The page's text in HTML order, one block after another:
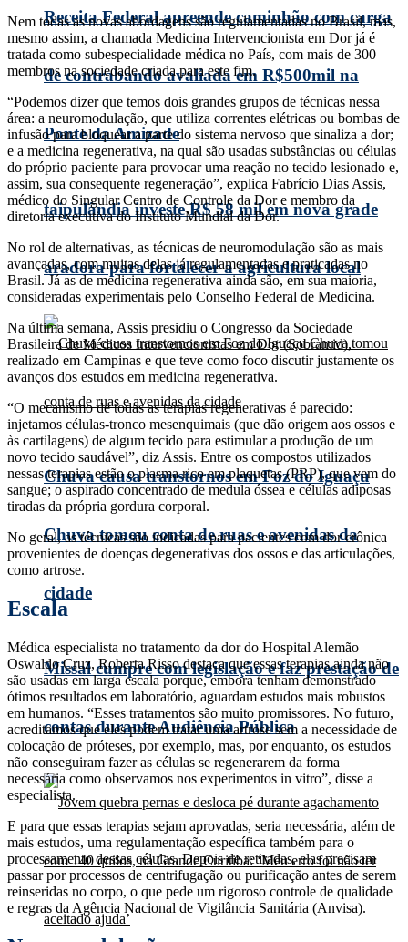
Receita Federal apreende caminhão com carga
de contrabando avaliada em R$500mil na
Ponte da Amizade
taipulândia investe R$ 58 mil em nova grade
aradora para fortalecer a agricultura local
Chuva causa transtornos em Foz do Iguaçu
Chuva tomou conta de ruas e avenidas da
cidade
Missal cumpre com legislação e faz prestação de
contas durante Audiência Pública
Nem todas as novas abordagens são regulamentadas no Brasil, mas,
mesmo assim, a chamada Medicina Intervencionista em Dor já é
tratada como subespecialidade médica no País, com mais de 300
membros na sociedade criada para este fim.
“Podemos dizer que temos dois grandes grupos de técnicas nessa
área: a neuromodulação, que utiliza correntes elétricas ou bombas de
infusão para bloquear a parte do sistema nervoso que sinaliza a dor;
e a medicina regenerativa, na qual são usadas substâncias ou células
do próprio paciente para provocar uma reação no tecido lesionado e,
assim, sua consequente regeneração”, explica Fabrício Dias Assis,
médico do Singular Centro de Controle da Dor e membro da
diretoria executiva do Instituto Mundial da Dor.
No rol de alternativas, as técnicas de neuromodulação são as mais
avançadas, com muitas delas já regulamentadas e praticadas no
Brasil. Já as de medicina regenerativa ainda são, em sua maioria,
consideradas experimentais pelo Conselho Federal de Medicina.
Na última semana, Assis presidiu o Congresso da Sociedade
Brasileira de Médicos Intervencionistas em Dor (Sobramid),
realizado em Campinas e que teve como foco discutir justamente os
avanços dos estudos em medicina regenerativa.
“O mecanismo de todas as terapias regenerativas é parecido:
injetamos células-tronco mesenquimais (que dão origem aos ossos e
às cartilagens) de algum tecido para estimular a produção de um
novo tecido saudável”, diz Assis. Entre os compostos utilizados
nessas terapias estão o plasma rico em plaquetas (PRP), que vem do
sangue; o aspirado concentrado de medula óssea e células adiposas
tiradas da própria gordura corporal.
No geral, as técnicas são indicadas para pacientes com dor crônica
provenientes de doenças degenerativas dos ossos e das articulações,
como artrose.
Escala
Médica especialista no tratamento da dor do Hospital Alemão
Oswaldo Cruz, Roberta Risso destaca que essas terapias ainda não
são usadas em larga escala porque, embora tenham demonstrado
ótimos resultados em laboratório, aguardam estudos mais robustos
em humanos. “Esses tratamentos são muito promissores. No futuro,
acreditamos que eles podem tratar uma artrose sem a necessidade de
colocação de próteses, por exemplo, mas, por enquanto, os estudos
não conseguiram fazer as células se regenerarem da forma
necessária como observamos nos experimentos in vitro”, disse a
especialista.
E para que essas terapias sejam aprovadas, seria necessária, além de
mais estudos, uma regulamentação específica também para o
processamento dessas células. Depois de retiradas, elas precisam
passar por processos de centrifugação ou purificação antes de serem
reinseridas no corpo, o que pede um rigoroso controle de qualidade
e regras da Agência Nacional de Vigilância Sanitária (Anvisa).